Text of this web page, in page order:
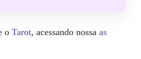
o Tarot, acessando nossa as